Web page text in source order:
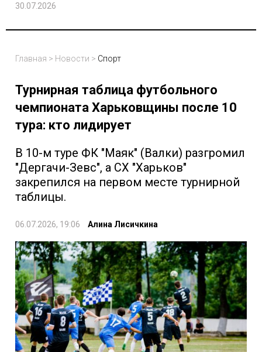
30.07.2026
Главная > Новости > Спорт
Турнирная таблица футбольного
чемпионата Харьковщины после 10
тура: кто лидирует
В 10-м туре ФК "Маяк" (Валки) разгромил
"Дергачи-Зевс", а СХ "Харьков"
закрепился на первом месте турнирной
таблицы.
06.07.2026, 19:06 Алина Лисичкина